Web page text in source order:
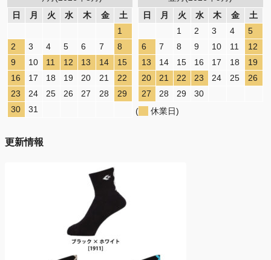
日
月 火 水 木 金
土
1
2
3 4 5 6 7
8
9
10 11 12 13 14
15
16
17 18 19 20 21
22
23
24 25 26 27 28
29
30
31
日
月 火 水 木 金
土
1
2 3 4
5
6
7 8 9 10 11
12
13
14 15 16 17 18
19
20
21 22 23 24 25
26
27
28 29
30
(
休業日)
更新情報